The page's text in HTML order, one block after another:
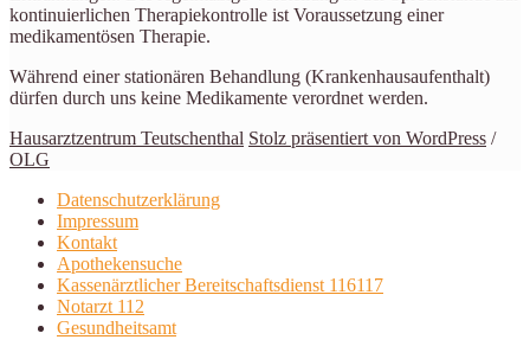
kontinuierlichen Therapiekontrolle ist Voraussetzung einer
medikamentösen Therapie.
Während einer stationären Behandlung (Krankenhausaufenthalt)
dürfen durch uns keine Medikamente verordnet werden.
Hausarztzentrum Teutschenthal Stolz präsentiert von WordPress /
OLG
Datenschutzerklärung
Impressum
Kontakt
Apothekensuche
KassenärztlicherBereitschaftsdienst 116117
Notarzt 112
Gesundheitsamt